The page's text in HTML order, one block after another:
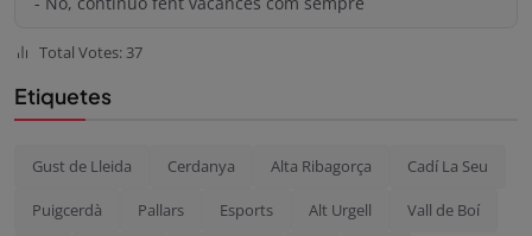
Total Votes: 37
Etiquetes
Gust de Lleida Cerdanya Alta Ribagorça Cadí La Seu
Puigcerdà Pallars Esports Alt Urgell Vall de Boí